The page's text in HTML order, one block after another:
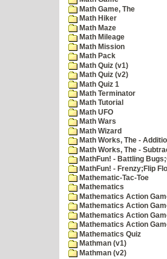
Math Game, The
Math Hiker
Math Maze
Math Mileage
Math Mission
Math Pack
Math Quiz (v1)
Math Quiz (v2)
Math Quiz 1
Math Terminator
Math Tutorial
Math UFO
Math Wars
Math Wizard
Math Works, The -
Math Works, The -
MathFun! - Battling
MathFun! - Frenzy;Flip
Mathematic-Tac-Toe
Mathematics
Mathematics Action
Mathematics Action
Mathematics Action
Mathematics Action
Mathematics Quiz
Mathman (v1)
Mathman (v2)